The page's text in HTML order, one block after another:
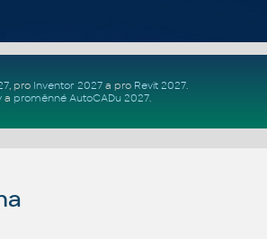
, pro Inventor 2027a pro Revit 2027.
a proměnné AutoCADu 2027.